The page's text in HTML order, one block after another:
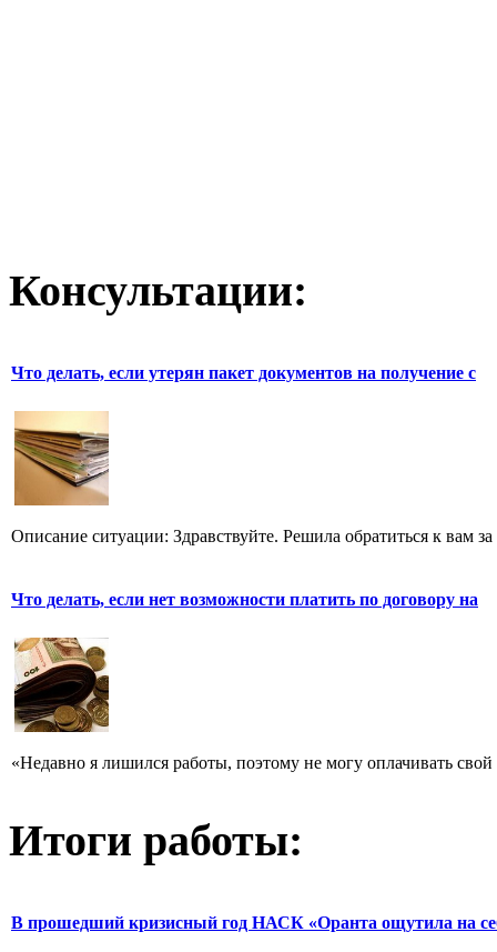
Консультации:
Что делать, если утерян пакет документов на получение с
Описание ситуации: Здравствуйте. Решила обратиться к
Что делать, если нет возможности платить по договору на
«Недавно я лишился работы, поэтому не могу оплачивать
Итоги работы:
В прошедший кризисный год НАСК «Оранта ощутила на